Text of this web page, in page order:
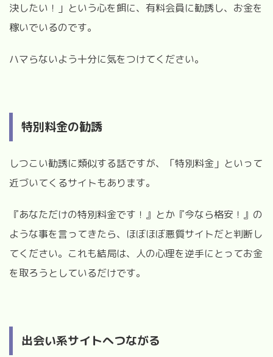
決したい！」という心を餌に、有料会員に勧誘し、お金を
稼いでいるのです。
ハマらないよう十分に気をつけてください。
特別料金の勧誘
しつこい勧誘に類似する話ですが、「特別料金」といって
近づいてくるサイトもあります。
『あなただけの特別料金です！』とか『今なら格安！』の
ような事を言ってきたら、ほぼほぼ悪質サイトだと判断し
てください。これも結局は、人の心理を逆手にとってお金
を取ろうとしているだけです。
出会い系サイトへつながる